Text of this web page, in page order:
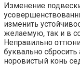
Изменение
изменить
желаемую, так и в
Неправильно
буквально сбросить
норовистый конь